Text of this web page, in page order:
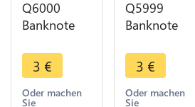
Q6000
Banknote
10 Sen1964
UNC ->
Make offer
3 €
Oder machen
Sie
Q5999
Banknote
10 Sen1964
UNC ->
Make offer
3 €
Oder machen
Sie